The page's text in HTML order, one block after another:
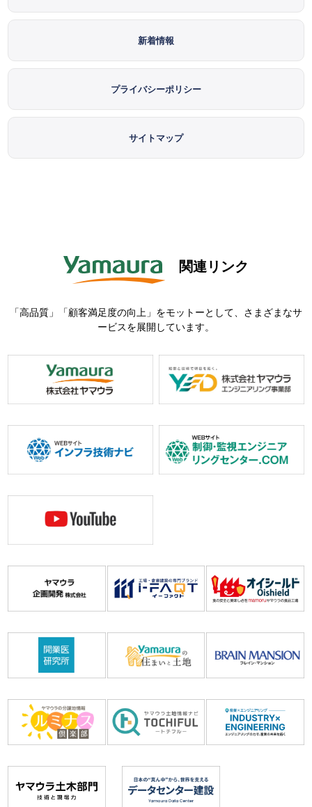
新着情報
プライバシーポリシー
サイトマップ
関連リンク
「高品質」「顧客満足度の向上」をモットーとして、さまざまなサ
ービスを展開しています。